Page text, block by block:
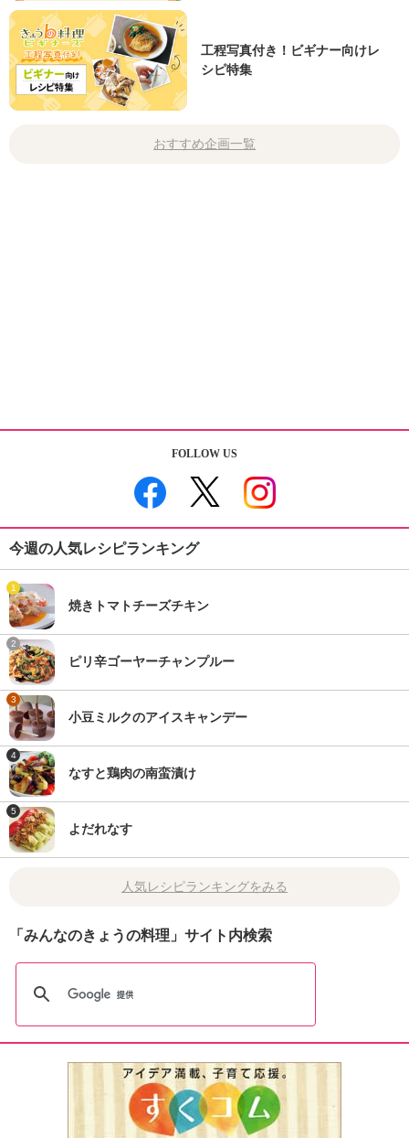
工程写真付き！ビギナー向けレ
シピ特集
おすすめ企画一覧
FOLLOW US
今週の人気レシピランキング
1
焼きトマトチーズチキン
2
ピリ辛ゴーヤーチャンプルー
3
小豆ミルクのアイスキャンデー
4
なすと鶏肉の南蛮漬け
5
よだれなす
人気レシピランキングをみる
「みんなのきょうの料理」サイト内検索